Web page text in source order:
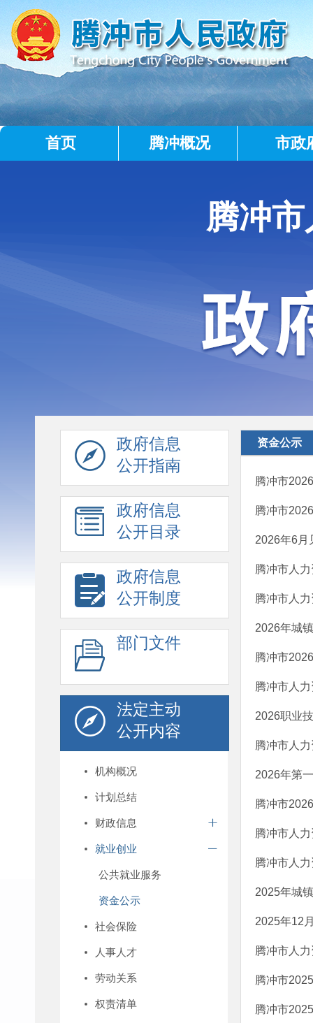
首页 腾冲概况 市政
腾冲
政府信息
公开指南
政府信息
公开目录
政府信息
公开制度
部门文件
法定主动
公开内容
机构概况
计划总结
财政信息
就业创业
公共就业服务
资金公示
社会保险
人事人才
劳动关系
权责清单
资金公示
腾冲市
腾冲市
2026年6月
腾冲市人
腾冲市人
2026年城
腾冲市
腾冲市人
2026职业
腾冲市人
2026年第
腾冲市
腾冲市人
腾冲市人
2025年城
2025年12
腾冲市人
腾冲市
腾冲市